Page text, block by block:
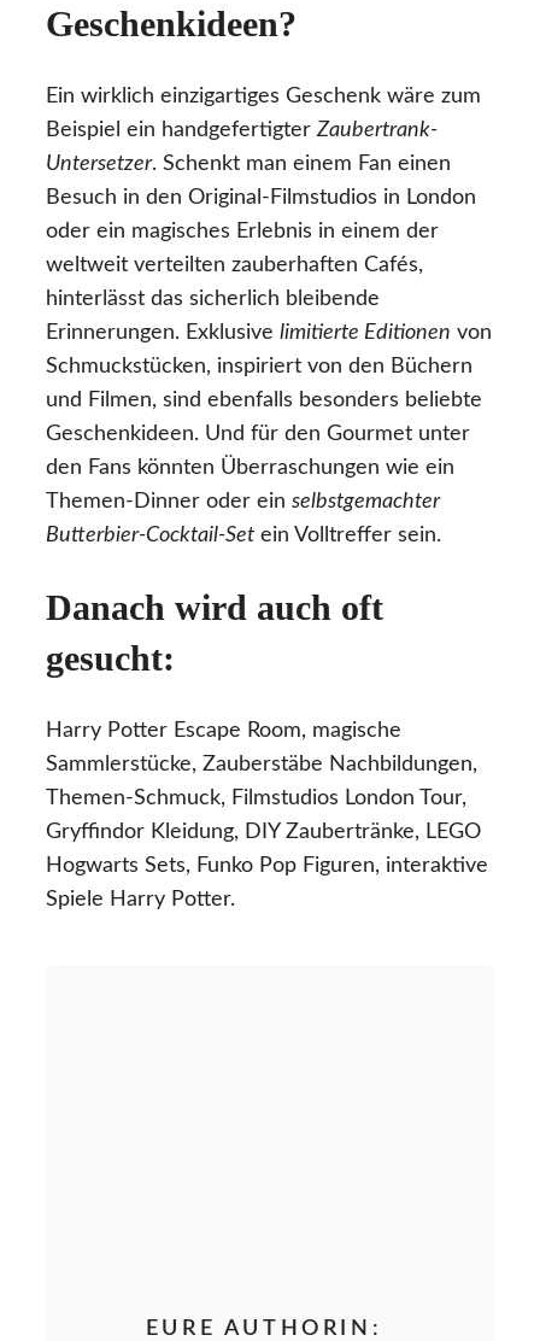
Geschenkideen?
Ein wirklich einzigartiges Geschenk wäre zum
Beispiel ein handgefertigterZaubertrank-
Untersetzer. Schenkt man einem Fan einen
Besuch in den Original-Filmstudios in London
oder ein magisches Erlebnis in einem der
weltweit verteilten zauberhaften Cafés,
hinterlässt das sicherlich bleibende
Erinnerungen. Exklusive limitierte Editionen von
Schmuckstücken, inspiriert von den Büchern
und Filmen, sind ebenfalls besonders beliebte
Geschenkideen. Und für den Gourmet unter
den Fans könnten Überraschungen wie ein
Themen-Dinner oder ein selbstgemachter
Butterbier-Cocktail-Set ein Volltreffer sein.
Danach wird auch oft
gesucht:
Harry Potter Escape Room, magische
Sammlerstücke, Zauberstäbe Nachbildungen,
Themen-Schmuck, Filmstudios London Tour,
Gryffindor Kleidung, DIY Zaubertränke, LEGO
Hogwarts Sets, Funko Pop Figuren, interaktive
Spiele Harry Potter.
EURE AUTHORIN: